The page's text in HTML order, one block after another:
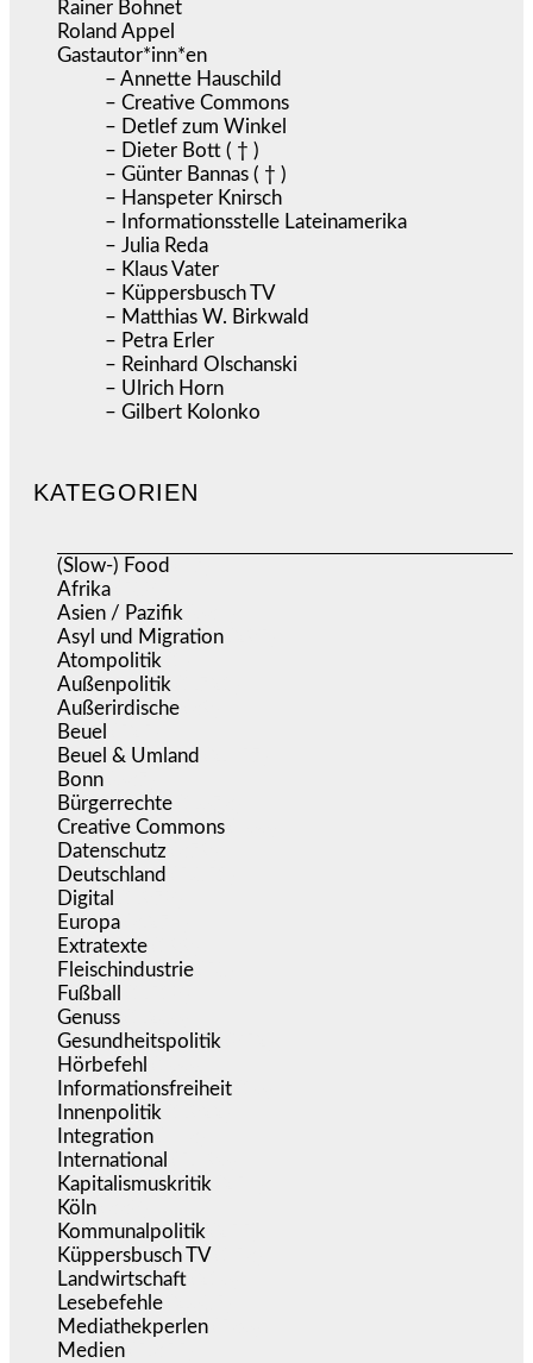
Rainer Bohnet
Roland Appel
Gastautor*inn*en
– Annette Hauschild
– Creative Commons
– Detlef zum Winkel
– Dieter Bott ( † )
– Günter Bannas ( † )
– Hanspeter Knirsch
– Informationsstelle Lateinamerika
– Julia Reda
– Klaus Vater
– Küppersbusch TV
– Matthias W. Birkwald
– Petra Erler
– Reinhard Olschanski
– Ulrich Horn
– Gilbert Kolonko
KATEGORIEN
(Slow-) Food
Afrika
Asien / Pazifik
Asyl und Migration
Atompolitik
Außenpolitik
Außerirdische
Beuel
Beuel & Umland
Bonn
Bürgerrechte
Creative Commons
Datenschutz
Deutschland
Digital
Europa
Extratexte
Fleischindustrie
Fußball
Genuss
Gesundheitspolitik
Hörbefehl
Informationsfreiheit
Innenpolitik
Integration
International
Kapitalismuskritik
Köln
Kommunalpolitik
Küppersbusch TV
Landwirtschaft
Lesebefehle
Mediathekperlen
Medien